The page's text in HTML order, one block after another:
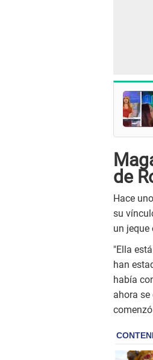
de
Hace
su
un jeque
"Ella
han
había
ahora se